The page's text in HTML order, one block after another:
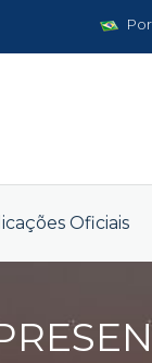
Oficiais